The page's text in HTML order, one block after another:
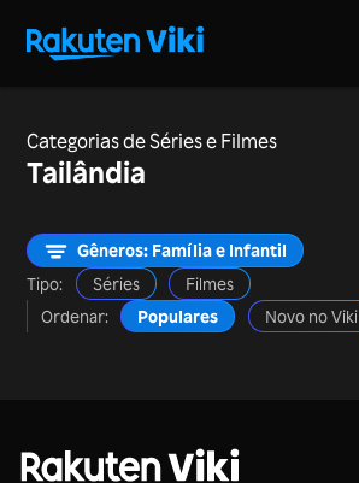
Categorias de Séries e Filmes
Tailândia
Gêneros: Família e Infantil
Tipo:
Séries
Filmes
Ordenar:
Populares Novo no Viki